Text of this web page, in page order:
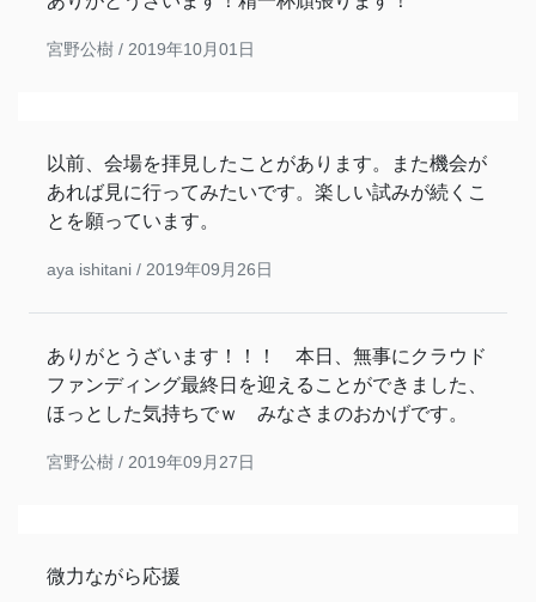
宮野公樹 / 2019年10月01日
以前、会場を拝見したことがあります。また機会が
あれば見に行ってみたいです。楽しい試みが続くこ
とを願っています。
aya ishitani / 2019年09月26日
ありがとうざいます！！！ 本日、無事にクラウド
ファンディング最終日を迎えることができました、
ほっとした気持ちでｗ みなさまのおかげです。
宮野公樹 / 2019年09月27日
微力ながら応援